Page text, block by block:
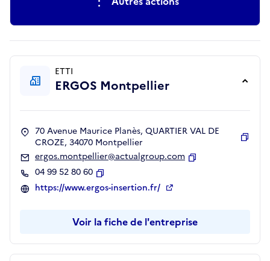
ETTI
ERGOS Montpellier
70 Avenue Maurice Planès, QUARTIER VAL DE
CROZE, 34070 Montpellier
ergos.montpellier@actualgroup.com
04 99 52 80 60
Copier
https://www.ergos-insertion.fr/
Voir la fiche de l'entreprise